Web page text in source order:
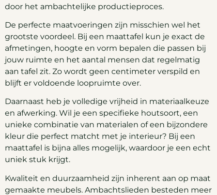
door het ambachtelijke productieproces.
De perfecte maatvoeringen zijn misschien wel het
grootste voordeel. Bij een maattafel kun je exact de
afmetingen, hoogte en vorm bepalen die passen bij
jouw ruimte en het aantal mensen dat regelmatig
aan tafel zit. Zo wordt geen centimeter verspild en
blijft er voldoende loopruimte over.
Daarnaast heb je volledige vrijheid in materiaalkeuze
en afwerking. Wil je een specifieke houtsoort, een
unieke combinatie van materialen of een bijzondere
kleur die perfect matcht met je interieur? Bij een
maattafel is bijna alles mogelijk, waardoor je een echt
uniek stuk krijgt.
Kwaliteit en duurzaamheid zijn inherent aan op maat
gemaakte meubels. Ambachtslieden besteden meer